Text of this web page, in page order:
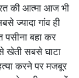
की आत्मा आज भी
ज्यादा गांव ही
पसीना बहा कर
खेती सबसे घाटा
करने पर मजबूर